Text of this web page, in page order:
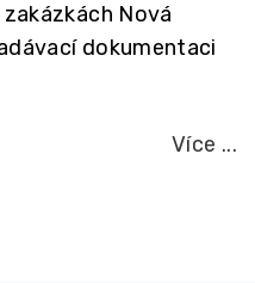
Nová
dokumentaci
Více ...